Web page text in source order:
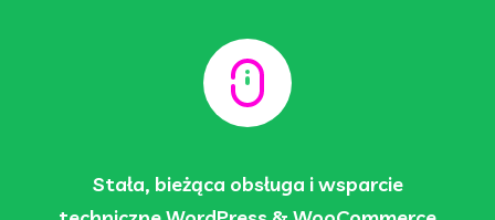
Stała, bieżąca obsługa i wsparcie